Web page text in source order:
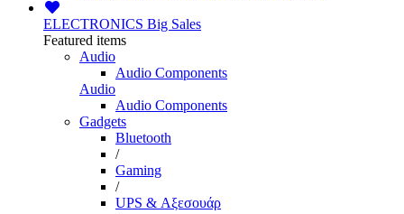
ELECTRONICS Big Sales
Featured items
Audio
Audio Components
Audio
Audio Components
Gadgets
Bluetooth
/
Gaming
/
UPS & Αξεσουάρ